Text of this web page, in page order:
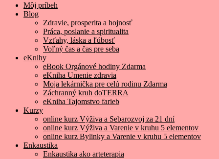
Môj príbeh
Blog
Zdravie, prosperita a hojnosť
Práca, poslanie a spiritualita
Vzťahy, láska a ľúbosť
Voľný čas a čas pre seba
eKnihy
eBook Orgánové hodiny Zdarma
eKniha Umenie zdravia
Moja lekárnička pre celú rodinu Zdarma
Záchranný kruh doTERRA
eKniha Tajomstvo farieb
Kurzy
online kurz Výživa a Sebarozvoj za 21 dní
online kurz Výživa a Varenie v kruhu 5 elementov
online kurz Bylinky a Varenie v kruhu 5 elementov
Enkaustika
Enkaustika ako arteterapia